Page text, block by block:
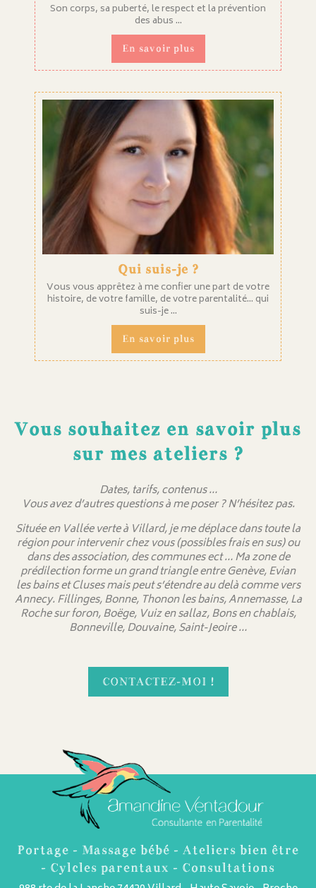
Son corps, sa puberté, le respect et la prévention
des abus ...
En savoir plus
Qui suis-je ?
Vous vous apprêtez à me confier une part de votre
histoire, de votre famille, de votre parentalité... qui
suis-je ...
En savoir plus
Vous souhaitez en savoir plus
sur mes ateliers ?
Dates, tarifs, contenus …
Vous avez d’autres questions à me poser ? N’hésitez pas.
Située en Vallée verte à Villard, je me déplace dans toute la
région pour intervenir chez vous (possibles frais en sus) ou
dans des association, des communes ect … Ma zone de
prédilection forme un grand triangle entre Genève, Evian
les bains et Cluses mais peut s’étendre au delà comme vers
Annecy. Fillinges, Bonne, Thonon les bains, Annemasse, La
Roche sur foron, Boëge, Vuiz en sallaz, Bons en chablais,
Bonneville, Douvaine, Saint-Jeoire …
CONTACTEZ-MOI !
Portage - Massage bébé - Ateliers bien être
- Cylcles parentaux - Consultations